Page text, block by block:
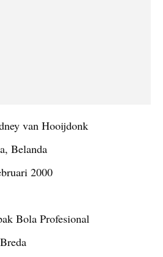
van Hooijdonk
Belanda
2000
Bola Profesional